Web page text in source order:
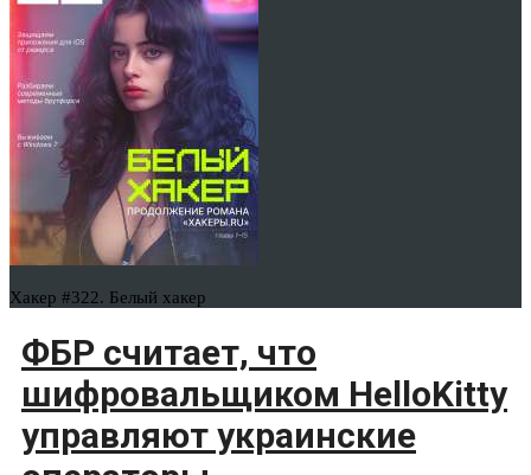
Хакер #322. Белый хакер
ФБР считает, что
шифровальщиком HelloKitty
управляют украинские